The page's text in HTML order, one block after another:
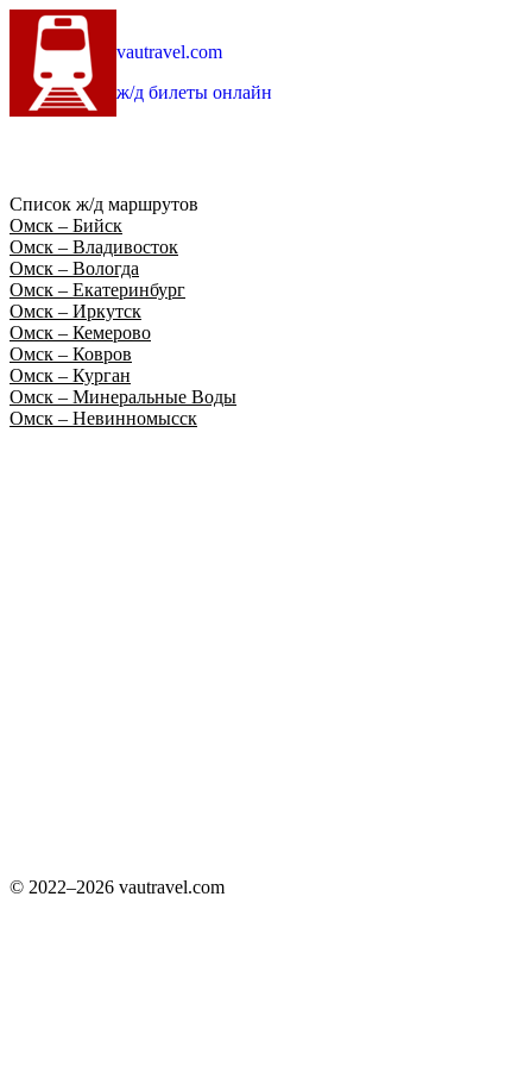
vautravel.com
ж/д билеты онлайн
Список ж/д маршрутов
Омск – Бийск
Омск – Владивосток
Омск – Вологда
Омск – Екатеринбург
Омск – Иркутск
Омск – Кемерово
Омск – Ковров
Омск – Курган
Омск – Минеральные Воды
Омск – Невинномысск
© 2022–2026 vautravel.com